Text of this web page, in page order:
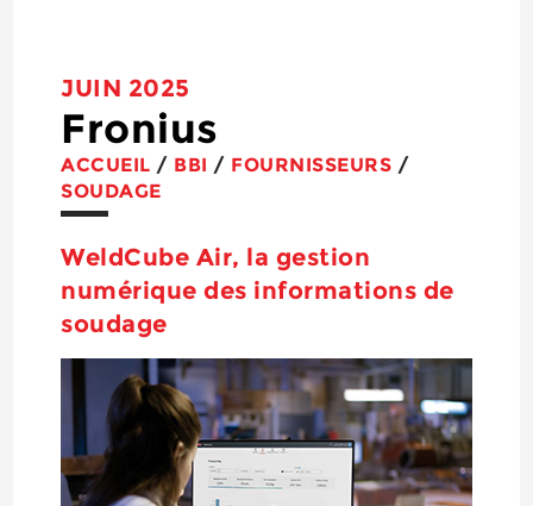
JUIN 2025
Fronius
ACCUEIL / BBI / FOURNISSEURS /
SOUDAGE
WeldCube Air, la gestion
numérique des informations de
soudage